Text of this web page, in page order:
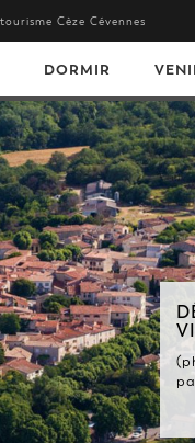
Cèze Cévennes
DORMIR